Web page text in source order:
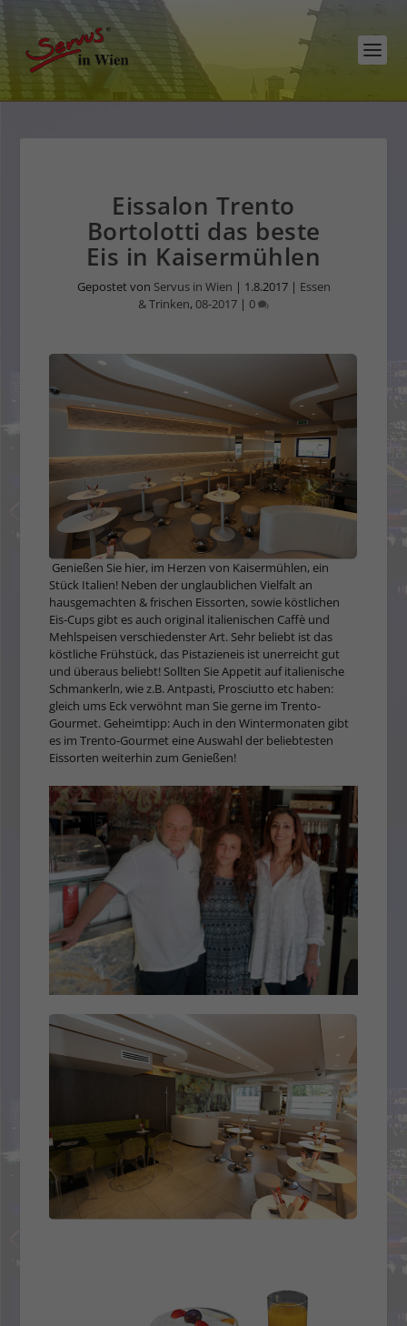
Eissalon Trento
Bortolotti das beste
Eis in Kaisermühlen
Gepostet von Servus in Wien | 1.8.2017| Essen
& Trinken,08-2017 | 0
Genießen Sie hier, im Herzen von Kaisermühlen, ein
Stück Italien! Neben der unglaublichen Vielfalt an
hausgemachten & frischen Eissorten, sowie köstlichen
Eis-Cups gibt es auch original italienischen Caffè und
Mehlspeisen verschiedenster Art. Sehr beliebt ist das
köstliche Frühstück, das Pistazieneis ist unerreicht gut
und überaus beliebt! Sollten Sie Appetit auf italienische
Schmankerln, wie z.B. Antpasti, Prosciutto etc haben:
gleich ums Eck verwöhnt man Sie gerne im Trento-
Gourmet. Geheimtipp: Auch in den Wintermonaten gibt
es im Trento-Gourmet eine Auswahl der beliebtesten
Eissorten weiterhin zum Genießen!